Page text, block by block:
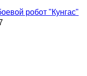
робот "Кунгас"